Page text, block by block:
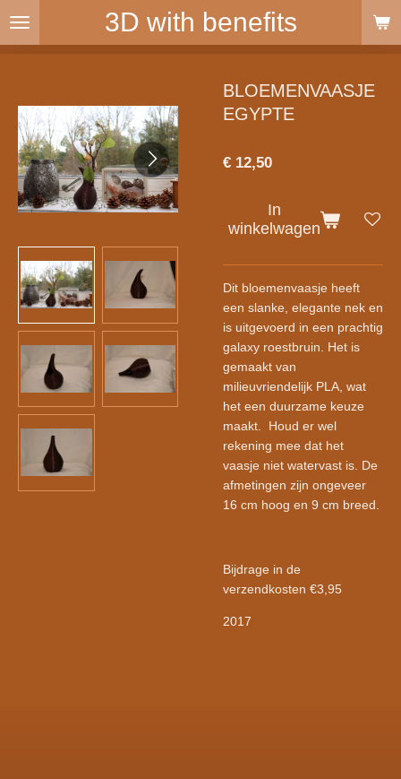
Ga
3D with benefits
BLOEMENVAASJE
EGYPTE
€ 12,50
In
winkelwagen
Dit bloemenvaasje heeft
een slanke, elegante nek en
is uitgevoerd in een prachtig
galaxy roestbruin. Het is
gemaakt van
milieuvriendelijk PLA, wat
het een duurzame keuze
maakt.
Houd er wel
rekening mee dat het
vaasje niet watervast is. De
afmetingen zijn ongeveer
16 cm hoog en 9 cm breed.
Bijdrage in de
verzendkosten €3,95
2017